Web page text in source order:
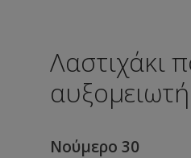
Λαστιχάκι
Νούμερο 30